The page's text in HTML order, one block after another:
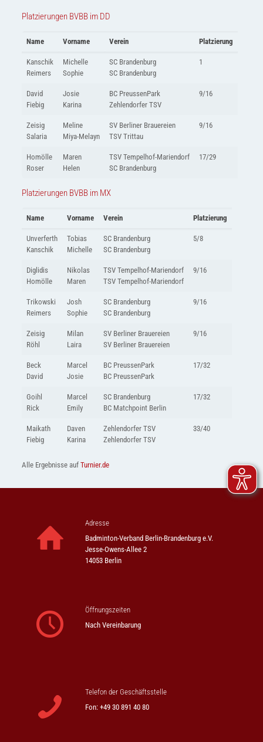
Platzierungen BVBB im DD
Name Vorname Verein Platzierung
Kanschik
Reimers
Michelle
Sophie
SC Brandenburg
SC Brandenburg
1
David
Fiebig
Josie
Karina
BC PreussenPark
Zehlendorfer TSV
9/16
Zeisig
Salaria
Meline
Miya-Melayn
SV Berliner Brauereien
TSV Trittau
9/16
Homölle
Roser
Maren
Helen
TSV Tempelhof-Mariendorf
SC Brandenburg
17/29
Platzierungen BVBB im MX
Name Vorname Verein Platzierung
Unverferth
Kanschik
Tobias
Michelle
SC Brandenburg
SC Brandenburg
5/8
Diglidis
Homölle
Nikolas
Maren
TSV Tempelhof-Mariendorf
TSV Tempelhof-Mariendorf
9/16
Trikowski
Reimers
Josh
Sophie
SC Brandenburg
SC Brandenburg
9/16
Zeisig
Röhl
Milan
Laira
SV Berliner Brauereien
SV Berliner Brauereien
9/16
Beck
David
Marcel
Josie
BC PreussenPark
BC PreussenPark
17/32
Goihl
Rick
Marcel
Emily
SC Brandenburg
BC Matchpoint Berlin
17/32
Maikath
Fiebig
Daven
Karina
Zehlendorfer TSV
Zehlendorfer TSV
33/40
Alle Ergebnisse auf Turnier.de
Adresse
Badminton-Verband Berlin-Brandenburg e.V.
Jesse-Owens-Allee 2
14053 Berlin
Öffnungszeiten
Nach Vereinbarung
Telefon der Geschäftsstelle
Fon: +49 30 891 40 80